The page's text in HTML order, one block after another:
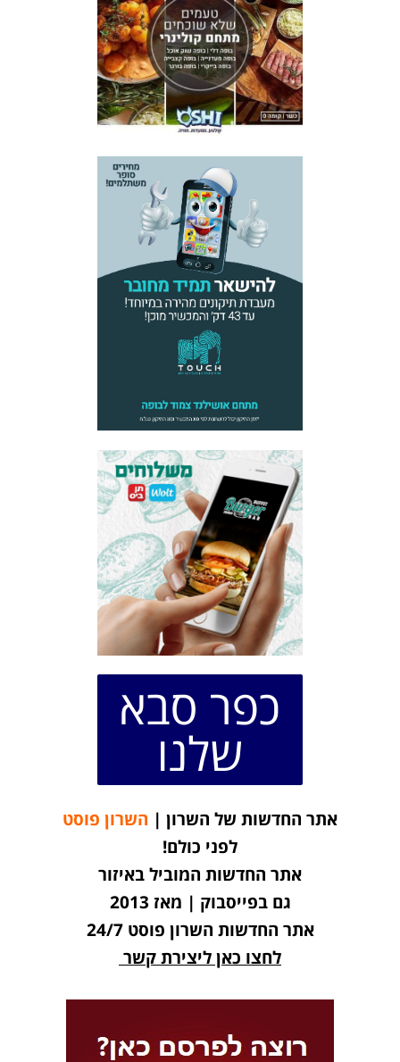
כפר סבא
שלנו
אתר החדשות של השרון | השרון פוסט
לפני כולם!
אתר החדשות המוביל באיזור
גם בפייסבוק | מאז 2013
אתר החדשות השרון פוסט 24/7
לחצו כאן ליצירת קשר